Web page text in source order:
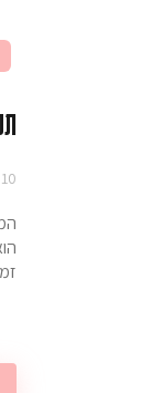
10 במרץ 2024